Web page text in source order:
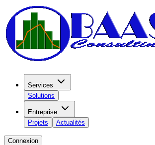
Services
Solutions
Entreprise
Projets
Actualités
Connexion